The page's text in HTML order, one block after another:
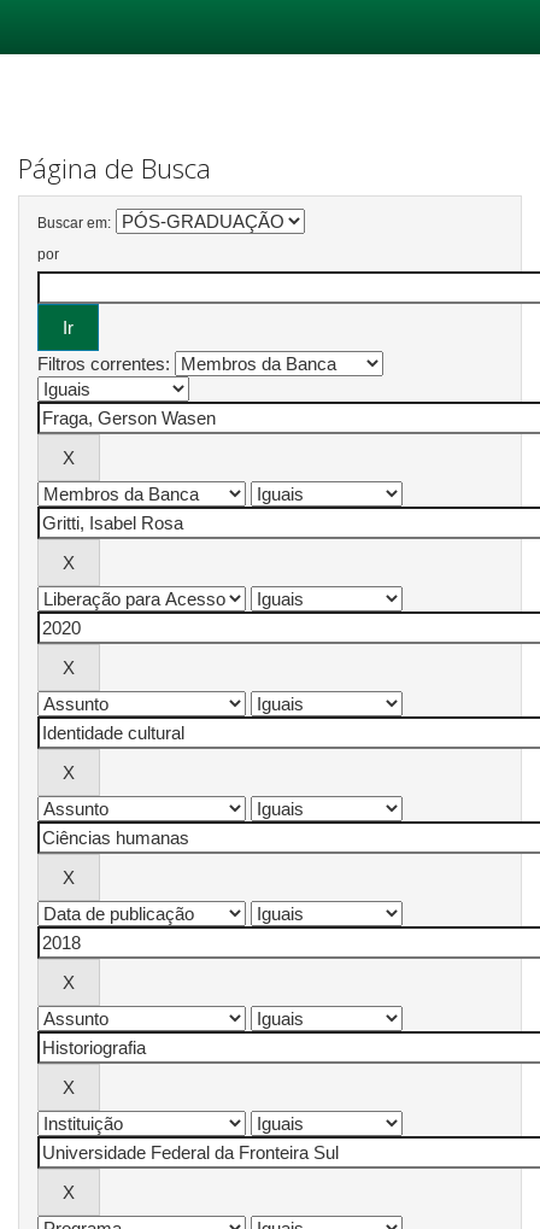
Página de Busca
Buscar em:
por
Filtros correntes: